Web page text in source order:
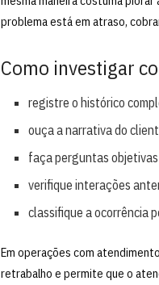
problema está em atraso,
Como investigar
registre o histórico
ouça a narrativa do
faça perguntas
verifique interações
classifique a ocorrência
Em operações com
retrabalho e permite que o